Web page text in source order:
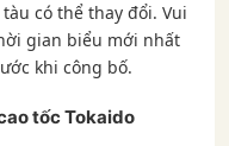
có thể thay đổi. Vui
gian biểu mới nhất
khi công bố.
tốc Tokaido